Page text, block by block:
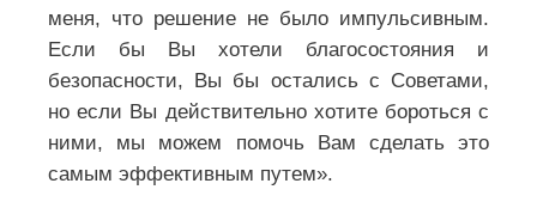
меня, что решение не было импульсивным.
Если бы Вы хотели благосостояния и
безопасности, Вы бы остались с Советами,
но если Вы действительно хотите бороться с
ними, мы можем помочь Вам сделать это
самым эффективным путем».